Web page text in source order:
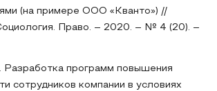
(на примере ООО «Кванто») //
Право. – 2020. – № 4 (20). –
Разработка программ повышения
сотрудников компании в условиях